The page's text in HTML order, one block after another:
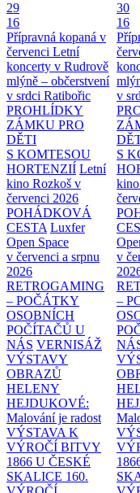
29
16
Přípravná kopaná v
červenci Letní
koncerty v Rudrově
mlýně – občerstvení
v srdci Ratibořic
PROHLÍDKY
ZÁMKU PRO
DĚTI
S KOMTESOU
HORTENZIÍ Letní
kino Rozkoš v
červenci 2026
POHÁDKOVÁ
CESTA Luxfer
Open Space
v červenci a srpnu
2026
RETROGAMING
– POČÁTKY
OSOBNÍCH
POČÍTAČŮ U
NÁS VERNISÁŽ
VÝSTAVY
OBRAZŮ
HELENY
HEJDUKOVÉ:
Malování je radost
VÝSTAVA K
VÝROČÍ BITVY
1866 U ČESKÉ
SKALICE 160.
30
16
v
S
v
–